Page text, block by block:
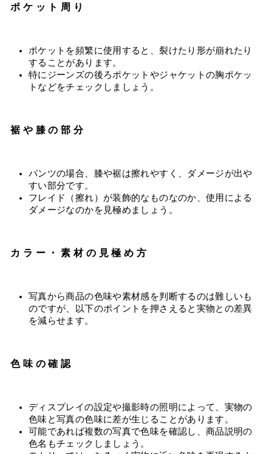
ポケット周り
ポケットを頻繁に使用すると、裂けたり形が崩れたり
することがあります。
特にジーンズの後ろポケットやジャケットの胸ポケッ
トなどをチェックしましょう。
裾や膝の部分
パンツの場合、膝や裾は擦れやすく、ダメージが出や
すい部分です。
フレイド（擦れ）が装飾的なものなのか、使用による
ダメージなのかを見極めましょう。
カラー・素材の見極め方
写真から商品の色味や素材感を判断するのは難しいも
のですが、以下のポイントを押さえると実物との差異
を減らせます。
色味の確認
ディスプレイの設定や撮影時の照明によって、実物の
色味と写真の色味に差が生じることがあります。
可能であれば複数の写真で色味を確認し、商品説明の
色名もチェックしましょう。